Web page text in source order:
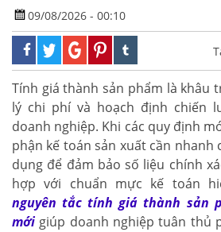
09/08/2026 - 00:10
Tính giá thành sản phẩm là khâu
lý chi phí và hoạch định chiến
doanh nghiệp. Khi các quy định
phận kế toán sản xuất cần nhanh
dụng để đảm bảo số liệu chính
hợp với chuẩn mực kế toán
nguyên tắc tính giá thành sản
mới giúp doanh nghiệp tuân thủ